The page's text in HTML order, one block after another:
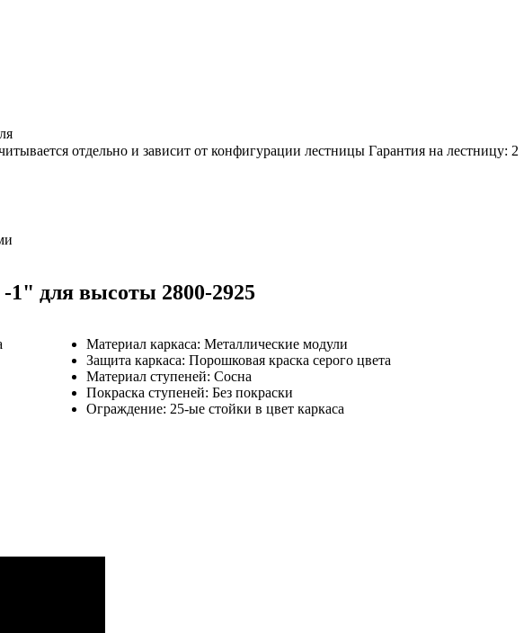
отдельно и зависит от конфигурации лестницы Гарантия на лестницу: 2
для высоты 2800-2925
Материал каркаса: Металлические модули
Защита каркаса: Порошковая краска серого цвета
Материал ступеней: Сосна
Покраска ступеней: Без покраски
Ограждение: 25-ые стойки в цвет каркаса